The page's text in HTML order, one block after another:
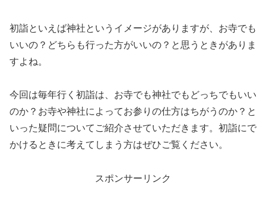
初詣といえば神社というイメージがありますが、お寺でも
いいの？どちらも行った方がいいの？と思うときがありま
すよね。
今回は毎年行く初詣は、お寺でも神社でもどっちでもいい
のか？お寺や神社によってお参りの仕方はちがうのか？と
いった疑問についてご紹介させていただきます。初詣にで
かけるときに考えてしまう方はぜひご覧ください。
スポンサーリンク